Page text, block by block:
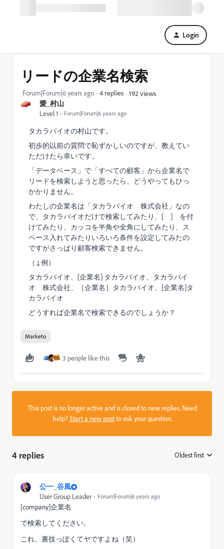
Login
愛_村山
Level 1 Forum|Forum|6 years ago
リードの企業名検索
Forum|Forum|6 years ago 4 replies 192 views
タカラバイオの村山です。
初歩的以前の質問で恥ずかしいのですが、教えてい
ただけたら幸いです。
「データベース」で「すべての顧客」から企業名で
リードを検索しようと思ったら、どうやってもひっ
かかりません。
わたしの企業名は「タカラバイオ 株式会社」なの
で、タカラバイオだけで検索してみたり、[ ] を付
けてみたり、カッコを半角や全角にしてみたり、ス
ペース入れてみたりいろいろ条件を設定してみたの
ですがさっぱり顧客検索できません。
（↓例）
タカラバイオ、[企業名] タカラバイオ、タカラバイ
オ 株式会社、［企業名］タカラバイオ、[企業名]タ
カラバイオ
どうすれば企業名で検索できるのでしょうか？
Marketo
3 people like this
This post is no longer active and is closed to new replies. Need
help?Start a new postto ask your question.
4 replies Oldest first
公一_谷風
User Group Leader Forum|Forum|6 years ago
[company]企業名
で検索してください。
これ、裏技っぽくてヤですよね（笑）